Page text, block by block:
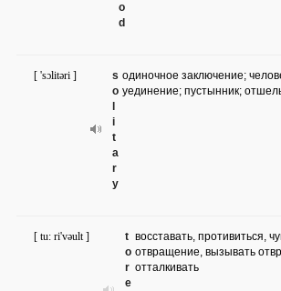
o
d
s
o
i
t
a
r
y
[ 'sɔlitəri ]
одиночное заключение;
уединение; пустынник;
t
o
r
e
[ tu: ri'vəult ]
восставать, противиться,
отвращение, вызывать
отталкивать